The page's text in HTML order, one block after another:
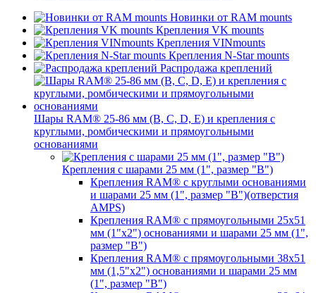
Новинки от RAM mounts
Крепления VK mounts
Крепления VINmounts
Крепления N-Star mounts
Распродажа креплений
Шары RAM® 25-86 мм (B, C, D, E) и крепления с
круглыми, ромбическими и прямоугольными
основаниями
Крепления с шарами 25 мм (1", размер "B")
Крепления RAM® с круглыми основаниями
и шарами 25 мм (1", размер "B")(отверстия
AMPS)
Крепления RAM® с прямоугольными 25х51
мм (1"х2") основаниями и шарами 25 мм (1",
размер "B")
Крепления RAM® с прямоугольными 38х51
мм (1,5"х2") основаниями и шарами 25 мм
(1", размер "B")